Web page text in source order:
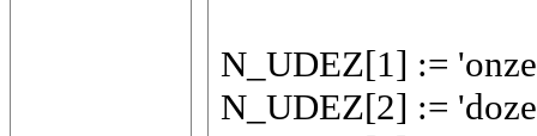
N_UDEZ[1] :=
N_UDEZ[2] :=